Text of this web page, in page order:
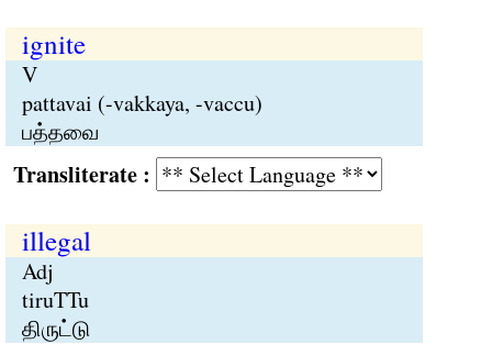
ignite
V
pattavai (-vakkaya, -vaccu)
பத்தவை
:
illegal
Adj
tiruTTu
திருட்டு